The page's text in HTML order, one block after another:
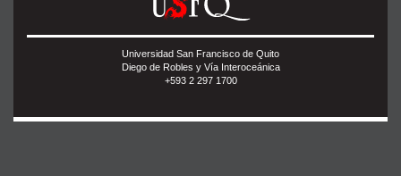
Universidad San Francisco de Quito
Diego de Robles y Vía Interoceánica
+593 2 297 1700